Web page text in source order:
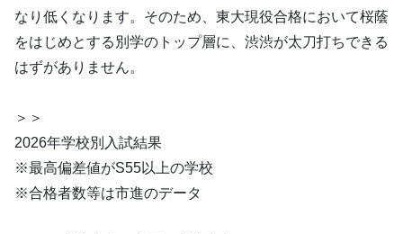
なり低くなります。そのため、東大現役合格において桜蔭
をはじめとする別学のトップ層に、渋渋が太刀打ちできる
はずがありません。
＞＞
2026年学校別入試結果
※最高偏差値がS55以上の学校
※合格者数等は市進のデータ